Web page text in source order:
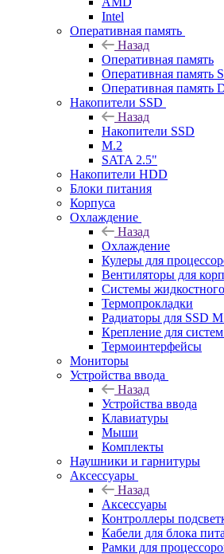
Intel
Оперативная память
Назад
Оперативная память
Оперативная память
Оперативная память
Накопители SSD
Назад
Накопители SSD
M.2
SATA 2.5"
Накопители HDD
Блоки питания
Корпуса
Охлаждение
Назад
Охлаждение
Кулеры для
Вентиляторы для
Системы
Термопрокладки
Радиаторы для SSD
Крепление для
Термоинтерфейсы
Мониторы
Устройства ввода
Назад
Устройства ввода
Клавиатуры
Мыши
Комплекты
Наушники и гарнитуры
Аксессуары
Назад
Аксессуары
Контроллеры
Кабели для блока
Рамки для